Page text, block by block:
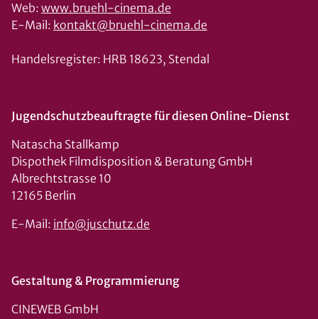
Web: www.bruehl-cinema.de
E-Mail: kontakt@bruehl-cinema.de
Handelsregister: HRB 18623, Stendal
Jugendschutzbeauftragte für diesen Online-Dienst
Natascha Stallkamp
Dispothek Filmdisposition & Beratung GmbH
Albrechtstrasse 10
12165 Berlin
E-Mail: info@juschutz.de
Gestaltung & Programmierung
CINEWEB GmbH